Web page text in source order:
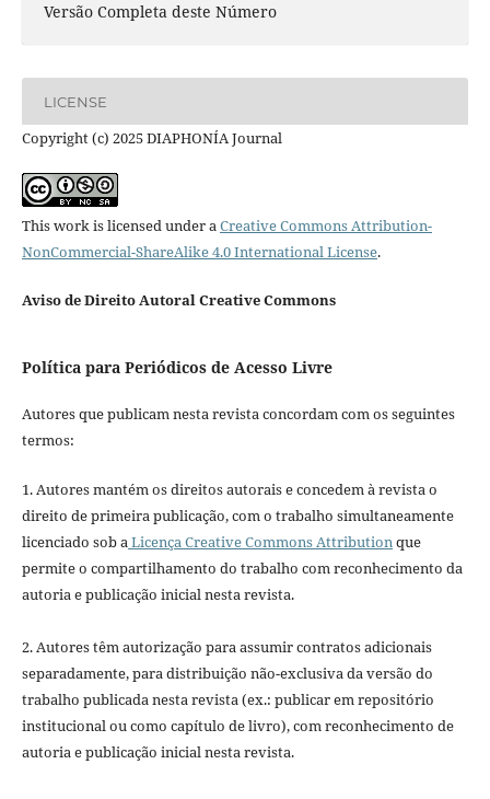
Versão Completa deste Número
LICENSE
Copyright (c) 2025 DIAPHONÍA Journal
This work is licensed under aCreative Commons Attribution-
NonCommercial-ShareAlike 4.0 International License.
Aviso de Direito Autoral Creative Commons
Política para Periódicos de Acesso Livre
Autores que publicam nesta revista concordam com os seguintes
termos:
1. Autores mantém os direitos autorais e concedem à revista o
direito de primeira publicação, com o trabalho simultaneamente
licenciado sob a Licença Creative Commons Attribution que
permite o compartilhamento do trabalho com reconhecimento da
autoria e publicação inicial nesta revista.
2. Autores têm autorização para assumir contratos adicionais
separadamente, para distribuição não-exclusiva da versão do
trabalho publicada nesta revista (ex.: publicar em repositório
institucional ou como capítulo de livro), com reconhecimento de
autoria e publicação inicial nesta revista.